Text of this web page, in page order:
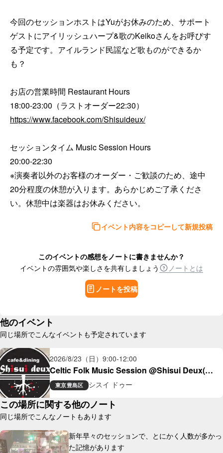
今回のセッションホストはYuがお休みのため、サポート
ゲストにアイリッシュハープ&歌のKeikoさんをお呼びす
る予定です。アイルランド民謡など歌ものができるか
も？
お店の営業時間 Restaurant Hours
https://www.facebook.com/Shisuideux/
セッションタイム Music Session Hours
20:00-22:30
※演奏者以外のお客様のオーダー・ご歓談のため、途中
20分程度の休憩が入ります。あらかじめご了承くださ
い。休憩中は楽器はお休みください。
イベント内容をコピーして新規投稿
このイベントの感想をノートに書きませんか？
イベントの雰囲気や楽しさを共有しましょう
ノートとは
ノートを投稿
他のイベント
同じ場所でこんなイベントも予定されています
2026/8/23（日） 9:00-12:00
Celtic Folk Music Session @Shisui Deux(大
塚)東京豊島区 シスイ ドゥー
この場所に関する他のノート
同じ場所でこんなノートもあります
新年早々のセッションで、とにかく人数が多かっ
た記憶があります